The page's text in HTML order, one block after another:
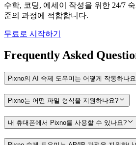
수학, 코딩, 에세이 작성을 위한 24/7
준의 과정에 적합합니다.
무료로 시작하기
Frequently Asked
Pixno의 AI 숙제 도우미는 어떻게 작동하나
Pixno는 어떤 파일 형식을 지원하나요?
내 휴대폰에서 Pixno를 사용할 수 있나요?